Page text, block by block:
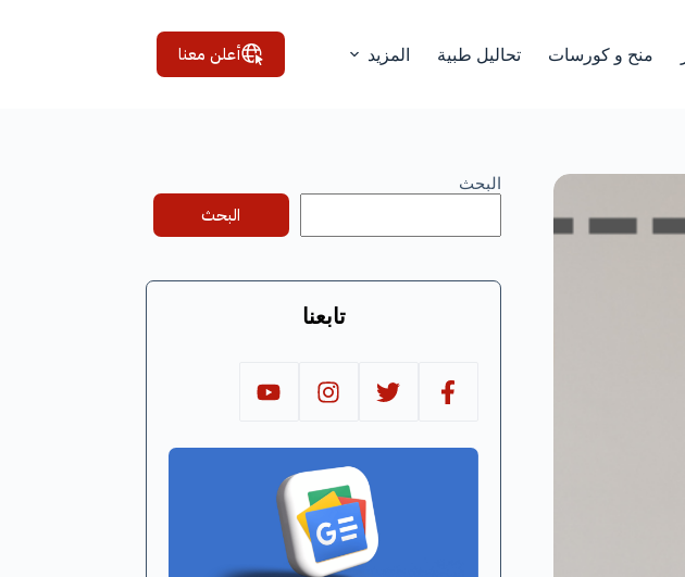
منح و كورسات تحاليل طبية المزيد أعلن معنا
البحث
البحث
تابعنا